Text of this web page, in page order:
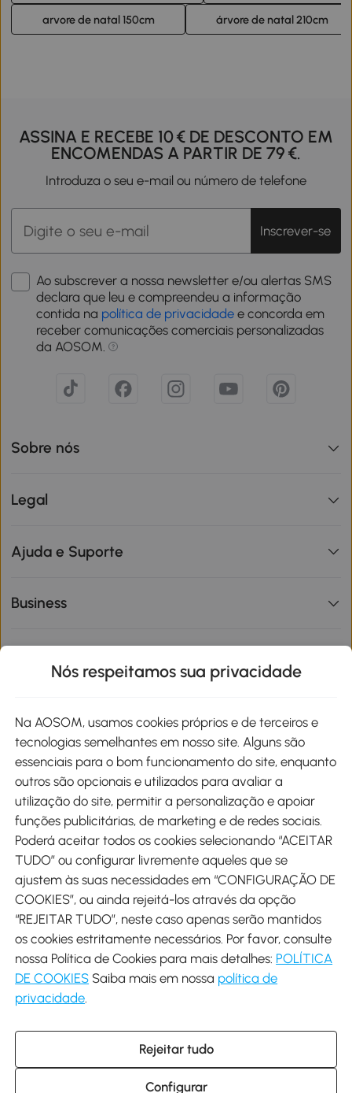
arvore de natal 150cm árvore de natal 210cm
ASSINA E RECEBE 10 € DE DESCONTO EM
ENCOMENDAS A PARTIR DE 79 €.
Introduza o seu e-mail ou número de telefone
Inscrever-se
Ao subscrever a nossa newsletter e/ou alertas SMS
declara que leu e compreendeu a informação
contida na política de privacidade e concorda em
receber comunicações comerciais personalizadas
da AOSOM.
Sobre nós
Legal
Ajuda e Suporte
Business
Métodos de pagamento
Envio
Descarregar Aosom App
Google Play
+34 931 294 512 (Seg-Sex das 7:30 às 16:30h)
info@aosom.pt
C/ Roc Gros, nº 15. 08550 Els Hostalets de Balenyà (Barcelona),
Nós respeitamos sua privacidade
Na AOSOM, usamos cookies próprios e de terceiros e
tecnologias semelhantes em nosso site. Alguns são
essenciais para o bom funcionamento do site, enquanto
outros são opcionais e utilizados para avaliar a
utilização do site, permitir a personalização e apoiar
funções publicitárias, de marketing e de redes sociais.
Poderá aceitar todos os cookies selecionando “ACEITAR
TUDO” ou configurar livremente aqueles que se
ajustem às suas necessidades em “CONFIGURAÇÃO DE
COOKIES”, ou ainda rejeitá-los através da opção
“REJEITAR TUDO”, neste caso apenas serão mantidos
os cookies estritamente necessários. Por favor, consulte
nossa Política de Cookies para mais detalhes: POLÍTICA
DE COOKIES Saiba mais em nossa política de
privacidade
Rejeitar tudo
Configurar